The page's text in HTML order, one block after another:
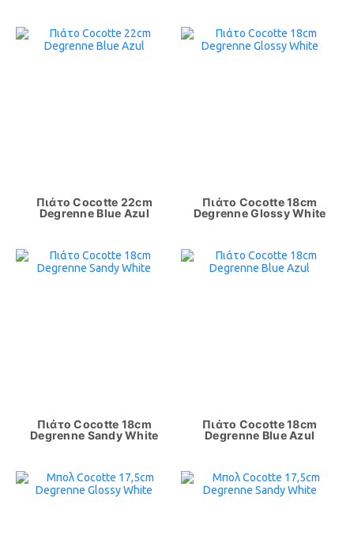
Πιάτο Cocotte 22cm
Degrenne Blue Azul
Πιάτο Cocotte 18cm
Degrenne Glossy White
Πιάτο Cocotte 18cm
Degrenne Sandy White
Πιάτο Cocotte 18cm
Degrenne Blue Azul